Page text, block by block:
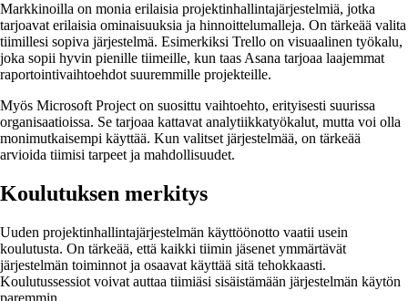
Markkinoilla on monia erilaisia projektinhallintajärjestelmiä, jotka
tarjoavat erilaisia ominaisuuksia ja hinnoittelumalleja. On tärkeää valita
tiimillesi sopiva järjestelmä. Esimerkiksi Trello on visuaalinen työkalu,
joka sopii hyvin pienille tiimeille, kun taas Asana tarjoaa laajemmat
raportointivaihtoehdot suuremmille projekteille.
Myös Microsoft Project on suosittu vaihtoehto, erityisesti suurissa
organisaatioissa. Se tarjoaa kattavat analytiikkatyökalut, mutta voi olla
monimutkaisempi käyttää. Kun valitset järjestelmää, on tärkeää
arvioida tiimisi tarpeet ja mahdollisuudet.
Koulutuksen merkitys
Uuden projektinhallintajärjestelmän käyttöönotto vaatii usein
koulutusta. On tärkeää, että kaikki tiimin jäsenet ymmärtävät
järjestelmän toiminnot ja osaavat käyttää sitä tehokkaasti.
Koulutussessiot voivat auttaa tiimiäsi sisäistämään järjestelmän käytön
paremmin.